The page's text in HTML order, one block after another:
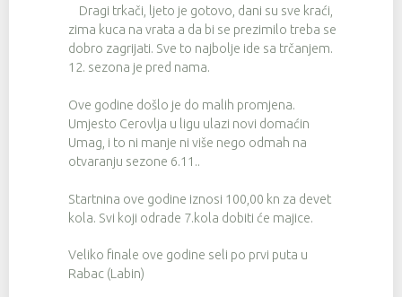
Dragi trkači, ljeto je gotovo, dani su sve kraći,
zima kuca na vrata a da bi se prezimilo treba se
dobro zagrijati. Sve to najbolje ide sa trčanjem.
12. sezona je pred nama.
Ove godine došlo je do malih promjena.
Umjesto Cerovlja u ligu ulazi novi domaćin
Umag, i to ni manje ni više nego odmah na
otvaranju sezone 6.11..
Startnina ove godine iznosi 100,00 kn za devet
kola. Svi koji odrade 7.kola dobiti će majice.
Veliko finale ove godine seli po prvi puta u
Rabac (Labin)